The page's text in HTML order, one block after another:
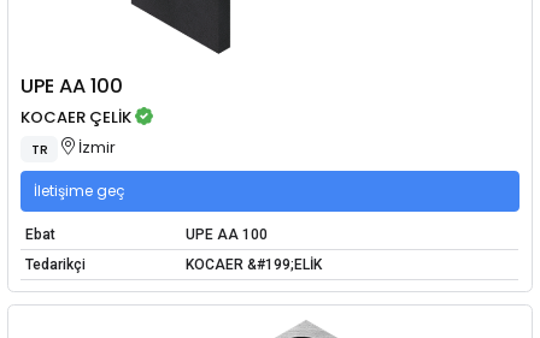
UPE AA 100
KOCAER ÇELİK
TR İzmir
İletişime geç
Ebat
UPE AA 100
Tedarikçi
KOCAER &#199;ELİK